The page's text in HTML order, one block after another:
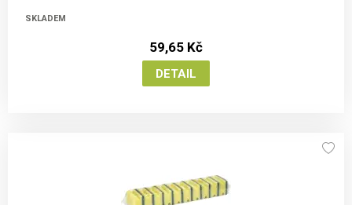
SKLADEM
59,65 Kč